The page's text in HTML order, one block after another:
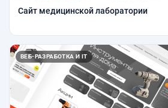
Сайт медицинской лаборатории
ВЕБ-РАЗРАБОТКА И IT